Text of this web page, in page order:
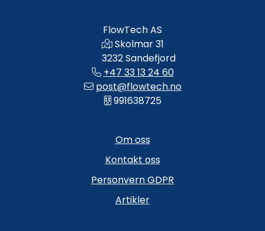
FlowTech AS
Skolmar 31
3232 Sandefjord
+47 33 13 24 60
post@flowtech.no
991638725
Om oss
Kontakt oss
Personvern GDPR
Artikler